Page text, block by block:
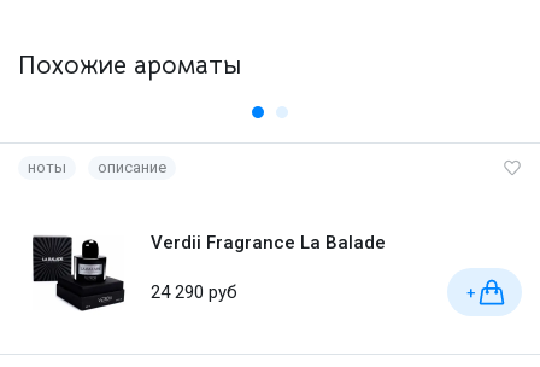
Похожие ароматы
ноты описание
Verdii Fragrance La Balade
24 290 руб +